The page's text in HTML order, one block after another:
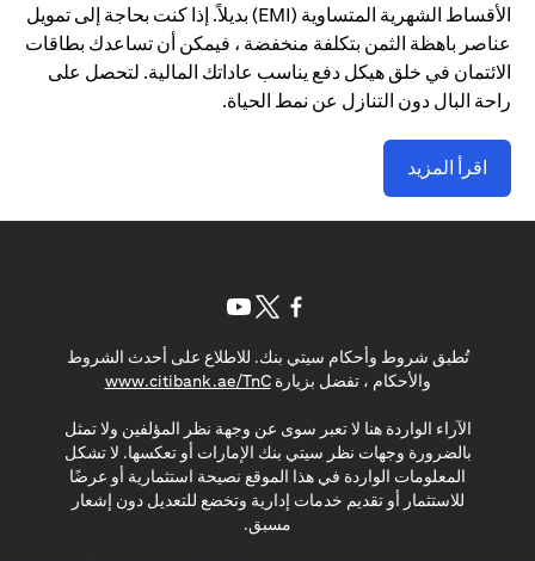
الأقساط الشهرية المتساوية (EMI) بديلاً. إذا كنت بحاجة إلى تمويل
عناصر باهظة الثمن بتكلفة منخفضة ، فيمكن أن تساعدك بطاقات
الائتمان في خلق هيكل دفع يناسب عاداتك المالية. لتحصل على
راحة البال دون التنازل عن نمط الحياة.
اقرأ المزيد
تُطبق شروط وأحكام سيتي بنك. للاطلاع على أحدث الشروط
والأحكام ، تفضل بزيارةwww.citibank.ae/TnC
(opens in a new tab)
الآراء الواردة هنا لا تعبر سوى عن وجهة نظر المؤلفين ولا تمثل
بالضرورة وجهات نظر سيتي بنك الإمارات أو تعكسها. لا تشكل
المعلومات الواردة في هذا الموقع نصيحة استثمارية أو عرضًا
للاستثمار أو تقديم خدمات إدارية وتخضع للتعديل دون إشعار
مسبق.